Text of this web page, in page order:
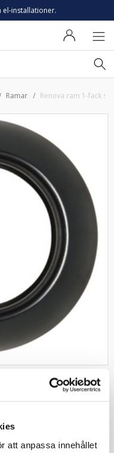
att anpassa innehållet
el-installationer.
Ramar Renova ram 1-fack sv